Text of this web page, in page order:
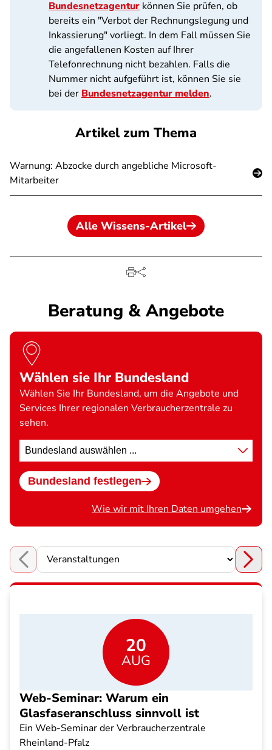
Bundesnetzagentur können Sie prüfen, ob
bereits ein "Verbot der Rechnungslegung und
Inkassierung" vorliegt. In dem Fall müssen Sie
die angefallenen Kosten auf Ihrer
Telefonrechnung nicht bezahlen. Falls die
Nummer nicht aufgeführt ist, können Sie sie
bei der Bundesnetzagentur melden.
Artikel zum Thema
Warnung: Abzocke durch angebliche Microsoft-
Mitarbeiter
Alle Wissens-Artikel
Beratung & Angebote
Wählen sie Ihr Bundesland
Wählen Sie Ihr Bundesland, um die Angebote und
Services Ihrer regionalen Verbraucherzentrale zu
sehen.
Standort
wählen
Bundesland festlegen
Wie wir mit Ihren Daten umgehen
Choose a section
20
AUG
Web-Seminar: Warum ein
Glasfaseranschluss sinnvoll ist
Ein Web-Seminar der Verbraucherzentrale
Rheinland-Pfalz